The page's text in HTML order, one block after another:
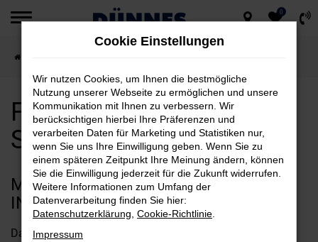
Zum
springen
0
Fiat Ducato für
Schwandorf kaufen
MIT DEM FIAT DUCATO UNTERWEGS
IN SCHWANDORF
Das perfekte Fahrzeug für Schwandorf? Diese Frage wird
Cookie Einstellungen
Wir nutzen Cookies, um Ihnen die bestmögliche
Nutzung unserer Webseite zu ermöglichen und unsere
Kommunikation mit Ihnen zu verbessern. Wir
berücksichtigen hierbei Ihre Präferenzen und
verarbeiten Daten für Marketing und Statistiken nur,
wenn Sie uns Ihre Einwilligung geben. Wenn Sie zu
einem späteren Zeitpunkt Ihre Meinung ändern, können
Sie die Einwilligung jederzeit für die Zukunft widerrufen.
Weitere Informationen zum Umfang der
Datenverarbeitung finden Sie hier:
Datenschutzerklärung Cookie-Richtlinie
Impressum